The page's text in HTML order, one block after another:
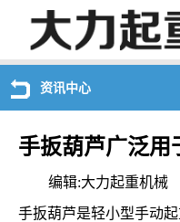
资讯中心
手扳葫芦广泛用
编辑:大力起重机械
手扳葫芦是轻小型手动